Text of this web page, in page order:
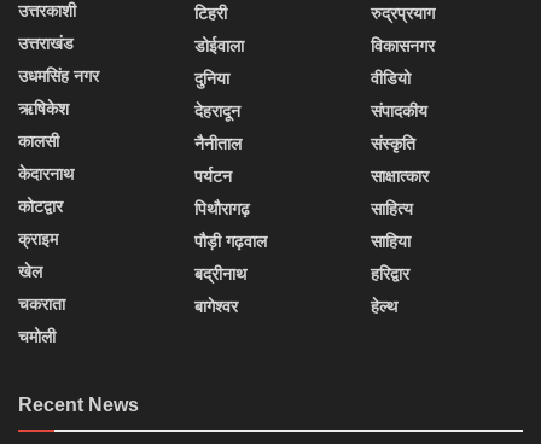
उत्तरकाशी
उत्तराखंड
उधमसिंह नगर
ऋषिकेश
कालसी
केदारनाथ
कोटद्वार
क्राइम
खेल
चकराता
चमोली
टिहरी
डोईवाला
दुनिया
देहरादून
नैनीताल
पर्यटन
पिथौरागढ़
पौड़ी गढ़वाल
बद्रीनाथ
बागेश्वर
रुद्रप्रयाग
विकासनगर
वीडियो
संपादकीय
संस्कृति
साक्षात्कार
साहित्य
साहिया
हरिद्वार
हेल्थ
Recent News